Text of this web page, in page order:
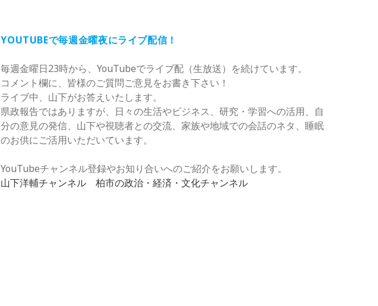
YOUTUBEで毎週金曜夜にライブ配信！
毎週金曜日23時から、YouTubeでライブ配（生放送）を続けています。
コメント欄に、皆様のご質問ご意見をお書き下さい！
ライブ中、山下がお答えいたします。
県政報告ではありますが、日々の生活やビジネス、研究・学習への活用、自
分の意見の発信、山下や視聴者との交流、家族や地域での会話のネタ、睡眠
のお供にご活用いただいています。
YouTubeチャンネル登録やお知り合いへのご紹介をお願いします。
山下洋輔チャンネル 柏市の政治・経済・文化チャンネル